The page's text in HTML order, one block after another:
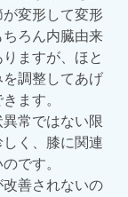
変形して変形
ろん内臓由来
ますが、ほと
調整してあげ
ます。
常ではない限
く、膝に関連
です。
善されないの